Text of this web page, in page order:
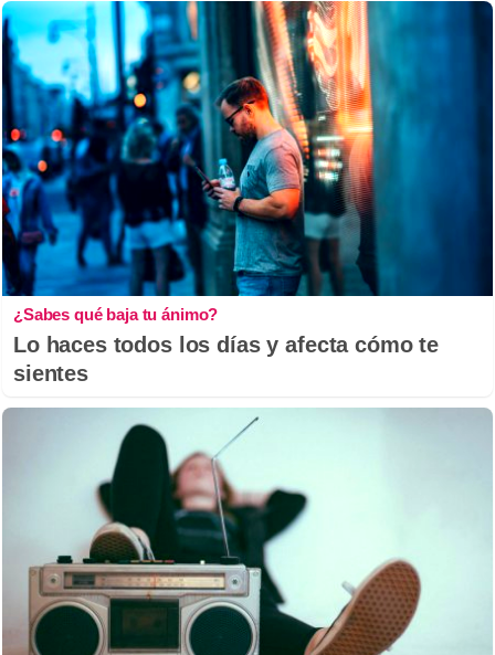
¿Sabes qué baja tu ánimo?
Lo haces todos los días y afecta cómo te
sientes